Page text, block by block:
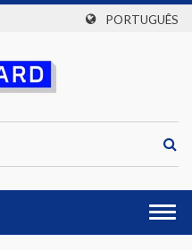
PORTUGUÊS